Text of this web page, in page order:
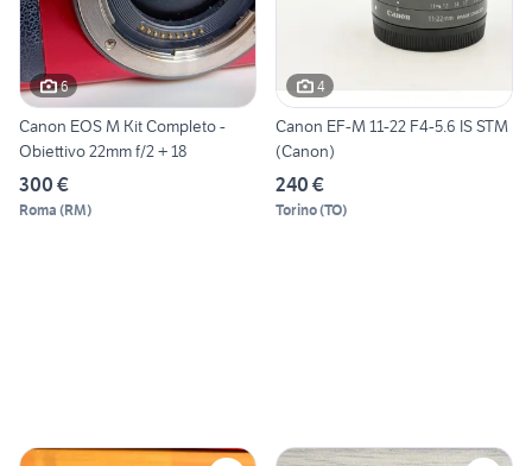
6
Canon EOS M Kit Completo -
Obiettivo 22mm f/2 + 18
300 €
Roma (RM)
4
Canon EF-M 11-22 F4-5.6 IS STM
(Canon)
240 €
Torino(TO)